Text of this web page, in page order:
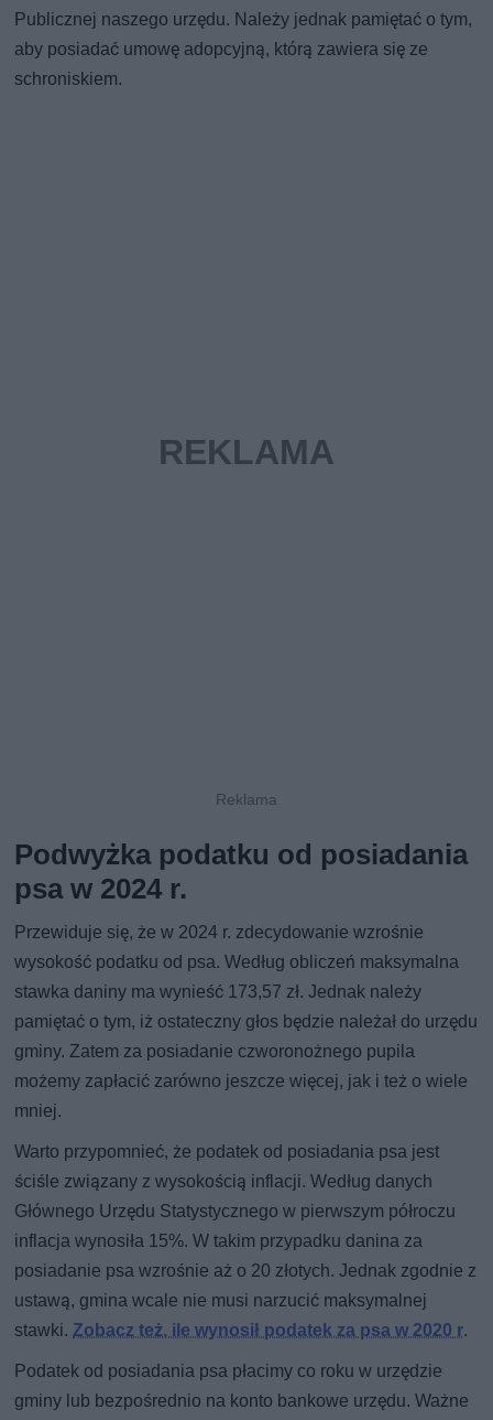
Publicznej naszego urzędu. Należy jednak pamiętać o tym,
aby posiadać umowę adopcyjną, którą zawiera się ze
schroniskiem.
Podwyżka podatku od posiadania
psa w 2024 r.
Przewiduje się, że w 2024 r. zdecydowanie wzrośnie
wysokość podatku od psa. Według obliczeń maksymalna
stawka daniny ma wynieść 173,57 zł. Jednak należy
pamiętać o tym, iż ostateczny głos będzie należał do urzędu
gminy. Zatem za posiadanie czworonożnego pupila
możemy zapłacić zarówno jeszcze więcej, jak i też o wiele
mniej.
Warto przypomnieć, że podatek od posiadania psa jest
ściśle związany z wysokością inflacji. Według danych
Głównego Urzędu Statystycznego w pierwszym półroczu
inflacja wynosiła 15%. W takim przypadku danina za
posiadanie psa wzrośnie aż o 20 złotych. Jednak zgodnie z
ustawą, gmina wcale nie musi narzucić maksymalnej
stawki.Zobacz też, ile wynosił podatek za psa w 2020 r.
Podatek od posiadania psa płacimy co roku w urzędzie
gminy lub bezpośrednio na konto bankowe urzędu. Ważne